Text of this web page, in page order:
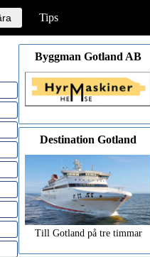
Tips
Byggman Gotland AB
Destination Gotland
Till Gotland på tre timmar